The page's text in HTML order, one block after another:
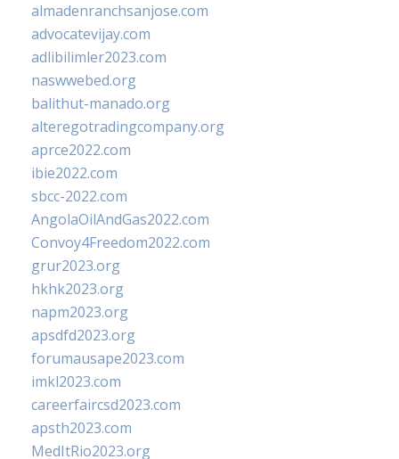
almadenranchsanjose.com
advocatevijay.com
adlibilimler2023.com
naswwebed.org
balithut-manado.org
alteregotradingcompany.org
aprce2022.com
ibie2022.com
sbcc-2022.com
AngolaOilAndGas2022.com
Convoy4Freedom2022.com
grur2023.org
hkhk2023.org
napm2023.org
apsdfd2023.org
forumausape2023.com
imkl2023.com
careerfaircsd2023.com
apsth2023.com
MedItRio2023.org